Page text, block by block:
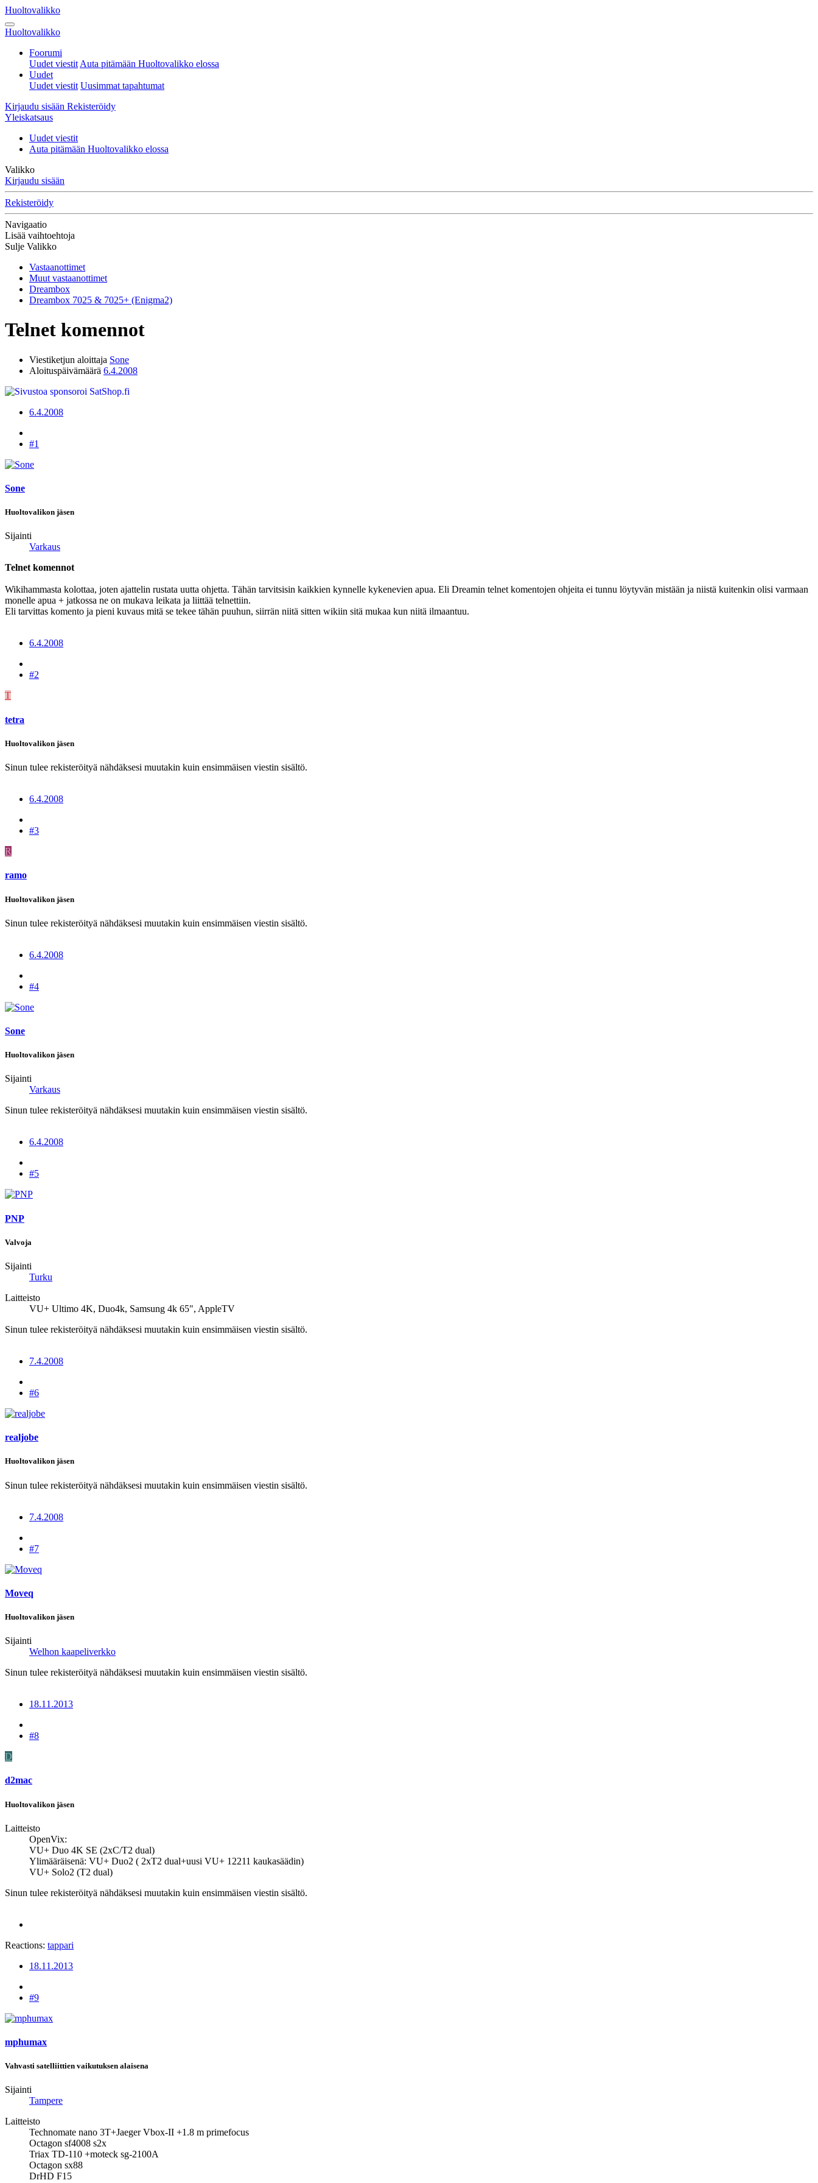
Huoltovalikko
Huoltovalikko
Foorumi
Uudet viestit Auta pitämään Huoltovalikko elossa
Uudet
Uudet viestit Uusimmat tapahtumat
Kirjaudu sisään Rekisteröidy
Yleiskatsaus
Uudet viestit
Auta pitämään Huoltovalikko elossa
Valikko
Kirjaudu sisään
Rekisteröidy
Navigaatio
Lisää vaihtoehtoja
Sulje Valikko
Vastaanottimet
Muut vastaanottimet
Dreambox
Dreambox 7025 & 7025+ (Enigma2)
Telnet komennot
Viestiketjun aloittaja Sone
Aloituspäivämäärä 6.4.2008
6.4.2008
#1
Sone
Huoltovalikon jäsen
Sijainti
Varkaus
Telnet komennot
Wikihammasta kolottaa, joten ajattelin rustata uutta ohjetta. Tähän tarvitsisin kaikkien kynnelle kykenevien apua. Eli Dreamin telnet komentojen ohjeita ei tunnu löytyvän mistään ja niistä kuitenkin olisi varmaan
monelle apua + jatkossa ne on mukava leikata ja liittää telnettiin.
Eli tarvittas komento ja pieni kuvaus mitä se tekee tähän puuhun, siirrän niitä sitten wikiin sitä mukaa kun niitä ilmaantuu.
6.4.2008
#2
T
tetra
Huoltovalikon jäsen
Sinun tulee rekisteröityä nähdäksesi muutakin kuin ensimmäisen viestin sisältö.
6.4.2008
#3
R
ramo
Huoltovalikon jäsen
Sinun tulee rekisteröityä nähdäksesi muutakin kuin ensimmäisen viestin sisältö.
6.4.2008
#4
Sone
Huoltovalikon jäsen
Sijainti
Varkaus
Sinun tulee rekisteröityä nähdäksesi muutakin kuin ensimmäisen viestin sisältö.
6.4.2008
#5
PNP
Valvoja
Sijainti
Turku
Laitteisto
VU+ Ultimo 4K, Duo4k, Samsung 4k 65", AppleTV
Sinun tulee rekisteröityä nähdäksesi muutakin kuin ensimmäisen viestin sisältö.
7.4.2008
#6
realjobe
Huoltovalikon jäsen
Sinun tulee rekisteröityä nähdäksesi muutakin kuin ensimmäisen viestin sisältö.
7.4.2008
#7
Moveq
Huoltovalikon jäsen
Sijainti
Welhon kaapeliverkko
Sinun tulee rekisteröityä nähdäksesi muutakin kuin ensimmäisen viestin sisältö.
18.11.2013
#8
D
d2mac
Huoltovalikon jäsen
Laitteisto
OpenVix:
VU+ Duo 4K SE (2xC/T2 dual)
Ylimääräisenä: VU+ Duo2 ( 2xT2 dual+uusi VU+ 12211 kaukasäädin)
VU+ Solo2 (T2 dual)
Sinun tulee rekisteröityä nähdäksesi muutakin kuin ensimmäisen viestin sisältö.
Reactions: tappari
18.11.2013
#9
mphumax
Vahvasti satelliittien vaikutuksen alaisena
Sijainti
Tampere
Laitteisto
Technomate nano 3T+Jaeger Vbox-II +1.8 m primefocus
Octagon sf4008 s2x
Triax TD-110 +moteck sg-2100A
Octagon sx88
DrHD F15